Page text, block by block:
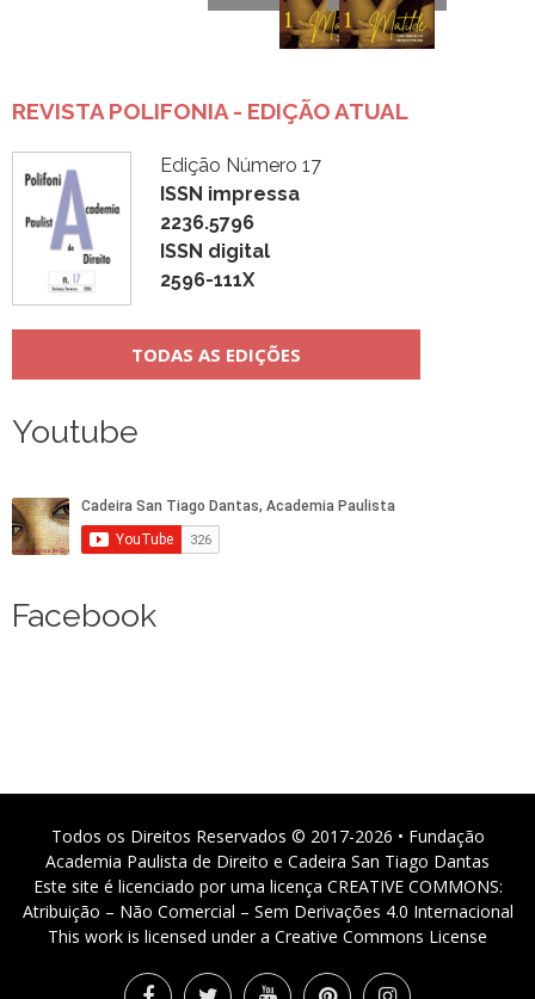
REVISTA POLIFONIA - EDIÇÃO ATUAL
Edição Número 17
ISSN impressa
2236.5796
ISSN digital
2596-111X
TODAS AS EDIÇÕES
Youtube
Facebook
Todos os Direitos Reservados © 2017-2026 • Fundação
Academia Paulista de Direito e Cadeira San Tiago Dantas
Este site é licenciado por uma licença CREATIVE COMMONS:
Atribuição – Não Comercial – Sem Derivações 4.0 Internacional
This work is licensed under a Creative Commons License